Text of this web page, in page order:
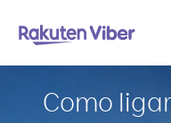
Como